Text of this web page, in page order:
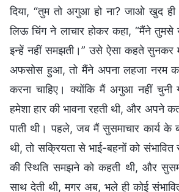
दिया, “तुम तो अगुआ हो ना? जाओ खुद ही
लिऊ चिंग ने लाचार होकर कहा, “मैंने
इन्हें नहीं समझती।” उसे ऐसा कहते सुनकर
अफसोस हुआ, तो मैंने अपना लहजा नरम
करना चाहिए। क्योंकि मैं अगुआ नहीं चुनी
हमेशा हार की भावना रहती थी, और अपने
पाती थी। पहले, जब मैं सुसमाचार कार्य
थी, तो सक्रियता से भाई-बहनों को संभावित
की स्थिति समझने को कहती थी, और
साथ देती थी, मगर अब, भले ही कोई संभावित